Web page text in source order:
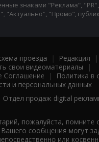
знаками "Реклама",
"Актуально", "Промо",
проезда | Редакция |
свои видеоматериалы |
Соглашение |
Политика в
и персональных данных
Отдел продаж digital
пожалуйста, помните
сообщения могут
или